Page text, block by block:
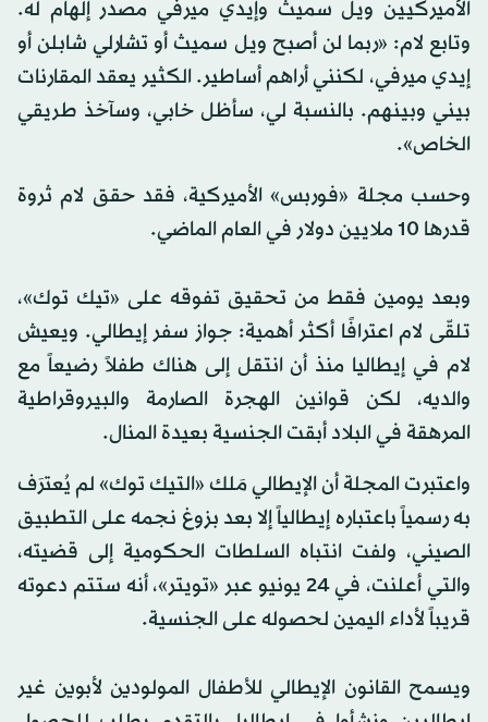
الأميركيين ويل سميث وإيدي ميرفي مصدر إلهام له.
وتابع لام: «ربما لن أصبح ويل سميث أو تشارلي شابلن أو
إيدي ميرفي، لكنني أراهم أساطير. الكثير يعقد المقارنات
بيني وبينهم. بالنسبة لي، سأظل خابي، وسآخذ طريقي
الخاص».
وحسب مجلة «فوربس» الأميركية، فقد حقق لام ثروة
قدرها 10 ملايين دولار في العام الماضي.
وبعد يومين فقط من تحقيق تفوقه على «تيك توك»،
تلقّى لام اعترافًا أكثر أهمية: جواز سفر إيطالي. ويعيش
لام في إيطاليا منذ أن انتقل إلى هناك طفلاً رضيعاً مع
والديه، لكن قوانين الهجرة الصارمة والبيروقراطية
المرهقة في البلاد أبقت الجنسية بعيدة المنال.
واعتبرت المجلة أن الإيطالي مَلك «التيك توك» لم يُعترَف
به رسمياً باعتباره إيطالياً إلا بعد بزوغ نجمه على التطبيق
الصيني، ولفت انتباه السلطات الحكومية إلى قضيته،
والتي أعلنت، في 24 يونيو عبر «تويتر»، أنه ستتم دعوته
قريباً لأداء اليمين لحصوله على الجنسية.
ويسمح القانون الإيطالي للأطفال المولودين لأبوين غير